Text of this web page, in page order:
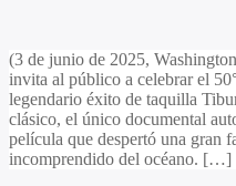
(3 de junio de 2025,
invita al público a celebrar el
legendario éxito de taquilla
clásico, el único documental
película que despertó una gran
incomprendido del océano. […]